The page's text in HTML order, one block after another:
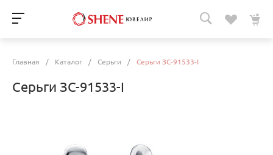
Главная / Каталог / Серьги / Серьги ЗС-91533-I
Серьги ЗС-91533-I